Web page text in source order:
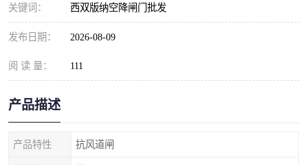
关键词： 西双版纳空降闸门批发
发布日期： 2026-08-09
阅 读 量： 111
产品描述
产品特性 抗风道闸